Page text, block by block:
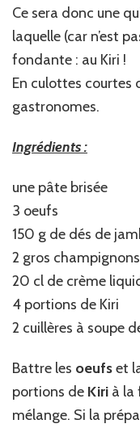
Ce sera donc une
laquelle (car n’est
fondante : au Kiri !
En culottes courtes
gastronomes.
Ingrédients :
une pâte brisée
3 oeufs
150 g de dés de
2 gros
20 cl de crème
4 portions de Kiri
2 cuillères à soupe
Battre les oeufset
portions de Kiri à la
mélange. Si la